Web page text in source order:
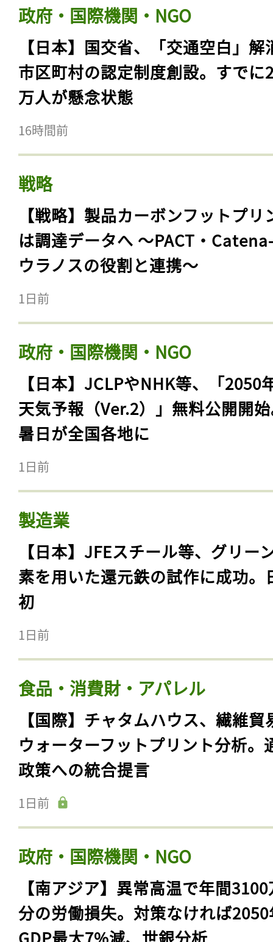
政府・国際機関・NGO
【日本】国交省、「交通空白」解
市区町村の認定制度創設。すでに
万人が懸念状態
16時間前
戦略
【戦略】製品カーボンフットプリ
は調達データへ 〜PACT・
ウラノスの役割と連携〜
1日前
政府・国際機関・NGO
【日本】JCLPやNHK等、「2050
天気予報（Ver.2）」無料公開開
暑日が全国各地に
1日前
製造業
【日本】JFEスチール等、グリー
素を用いた還元鉄の試作に成功。
初
1日前
食品・消費財・アパレル
【国際】チャタムハウス、繊維貿
ウォーターフットプリント分析。
政策への統合提言
1日前
政府・国際機関・NGO
【南アジア】異常高温で年間
分の労働損失。対策なければ
GDP最大7%減、世銀分析